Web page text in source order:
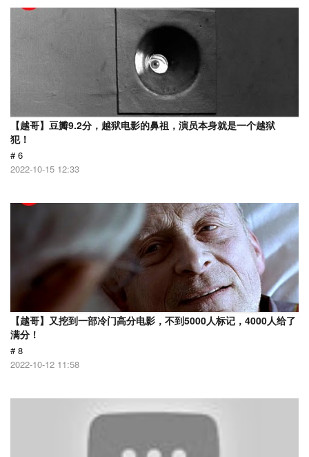
【越哥】豆瓣9.2分，越狱电影的鼻祖，演员本身就是一个越狱
犯！
# 6
2022-10-15 12:33
【越哥】又挖到一部冷门高分电影，不到5000人标记，4000人给了
满分！
# 8
2022-10-12 11:58